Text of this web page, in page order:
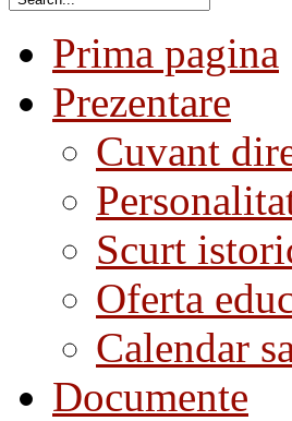
Prima pagina
Prezentare
Cuvant
Scurt
Oferta
Calendar
Documente